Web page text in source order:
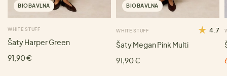
BIOBAVLNA
WHITE STUFF
Šaty Harper Green
91,90 €
BIOBAVLNA
WHITE STUFF 4.7
Šaty Megan Pink Multi
91,90 €